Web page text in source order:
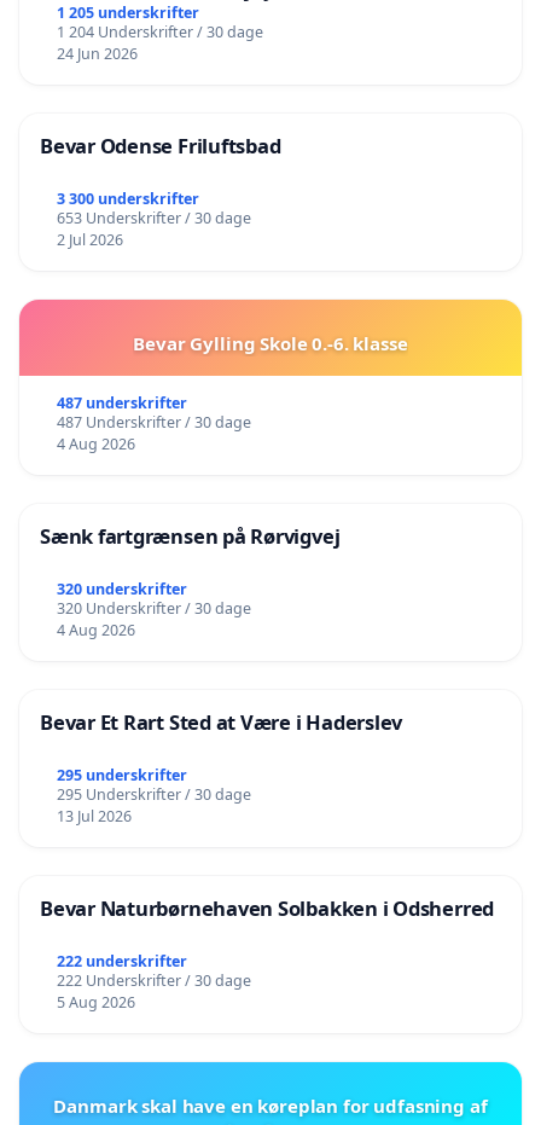
lokalområde i balance
1 205 underskrifter
1 204 Underskrifter / 30 dage
24 Jun 2026
Bevar Odense Friluftsbad
3 300 underskrifter
653 Underskrifter / 30 dage
2 Jul 2026
Bevar Gylling Skole 0.-6. klasse
487 underskrifter
487 Underskrifter / 30 dage
4 Aug 2026
Sænk fartgrænsen på Rørvigvej
320 underskrifter
320 Underskrifter / 30 dage
4 Aug 2026
Bevar Et Rart Sted at Være i Haderslev
295 underskrifter
295 Underskrifter / 30 dage
13 Jul 2026
Bevar Naturbørnehaven Solbakken i Odsherred
222 underskrifter
222 Underskrifter / 30 dage
5 Aug 2026
Danmark skal have en køreplan for udfasning af